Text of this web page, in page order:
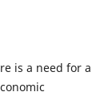
need for a